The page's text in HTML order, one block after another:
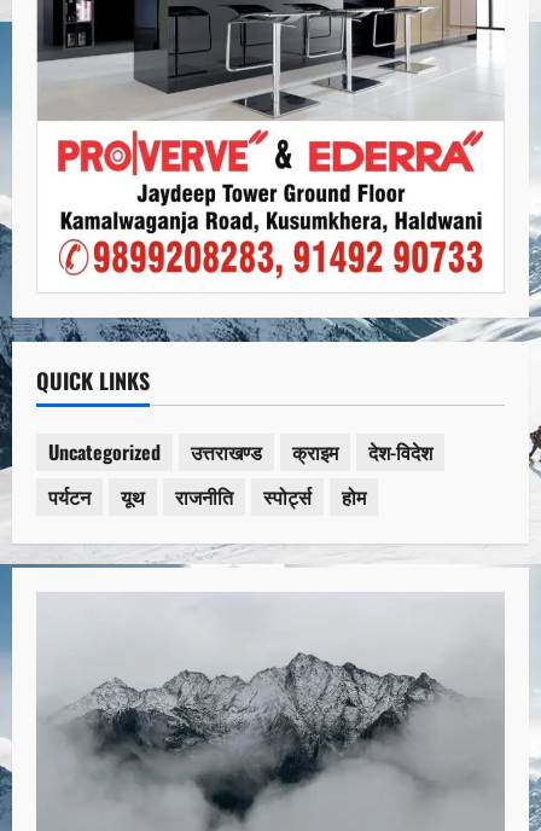
QUICK LINKS
Uncategorized उत्तराखण्ड क्राइम
देश-विदेश
पर्यटन
यूथ राजनीति स्पोर्ट्स होम